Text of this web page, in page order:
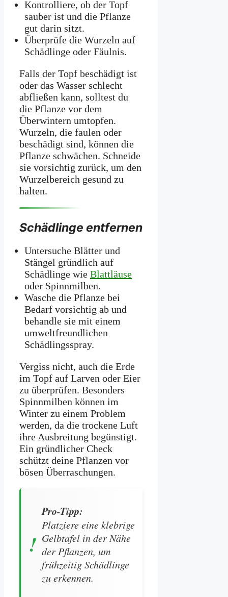
Kontrolliere, ob der Topf
sauber ist und die Pflanze
gut darin sitzt.
Überprüfe die Wurzeln auf
Schädlinge oder Fäulnis.
Falls der Topf beschädigt ist
oder das Wasser schlecht
abfließen kann, solltest du
die Pflanze vor dem
Überwintern umtopfen.
Wurzeln, die faulen oder
beschädigt sind, können die
Pflanze schwächen. Schneide
sie vorsichtig zurück, um den
Wurzelbereich gesund zu
halten.
Schädlinge entfernen
Untersuche Blätter und
Stängel gründlich auf
Schädlinge wie Blattläuse
oder Spinnmilben.
Wasche die Pflanze bei
Bedarf vorsichtig ab und
behandle sie mit einem
umweltfreundlichen
Schädlingsspray.
Vergiss nicht, auch die Erde
im Topf auf Larven oder Eier
zu überprüfen. Besonders
Spinnmilben können im
Winter zu einem Problem
werden, da die trockene Luft
ihre Ausbreitung begünstigt.
Ein gründlicher Check
schützt deine Pflanzen vor
bösen Überraschungen.
Pro-Tipp:
Platziere eine klebrige
Gelbtafel in der Nähe
der Pflanzen, um
frühzeitig Schädlinge
zu erkennen.